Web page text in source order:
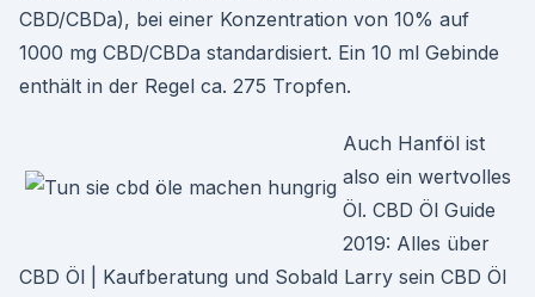
CBD/CBDa), bei einer Konzentration von 10% auf
1000 mg CBD/CBDa standardisiert. Ein 10 ml Gebinde
enthält in der Regel ca. 275 Tropfen.
Auch Hanföl ist
also ein wertvolles
Öl. CBD Öl Guide
2019: Alles über
CBD Öl | Kaufberatung und Sobald Larry sein CBD Öl